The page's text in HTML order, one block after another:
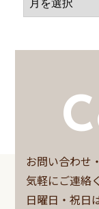
お問い合わせ
気軽にご連絡
日曜日・祝日